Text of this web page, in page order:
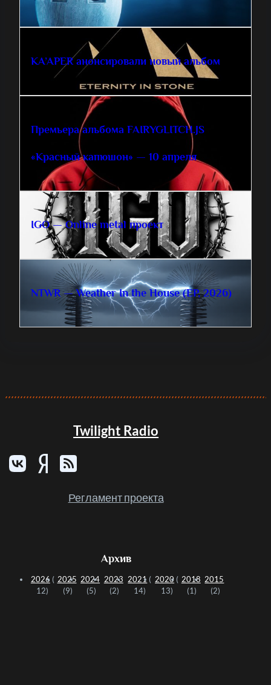
KA’APER анонсировали новый альбом
Премьера альбома FAIRYGLITCH.JS
«Красный капюшон» — 10 апреля
IGO — Online metal проект
NTWR — Weather In the House (EP, 2026)
Twilight Radio
Регламент проекта
Архив
2026 (
12)
2025
(9)
2024
(5)
2023
(2)
2021 (
14)
2020 (
13)
2018
(1)
2015
(2)